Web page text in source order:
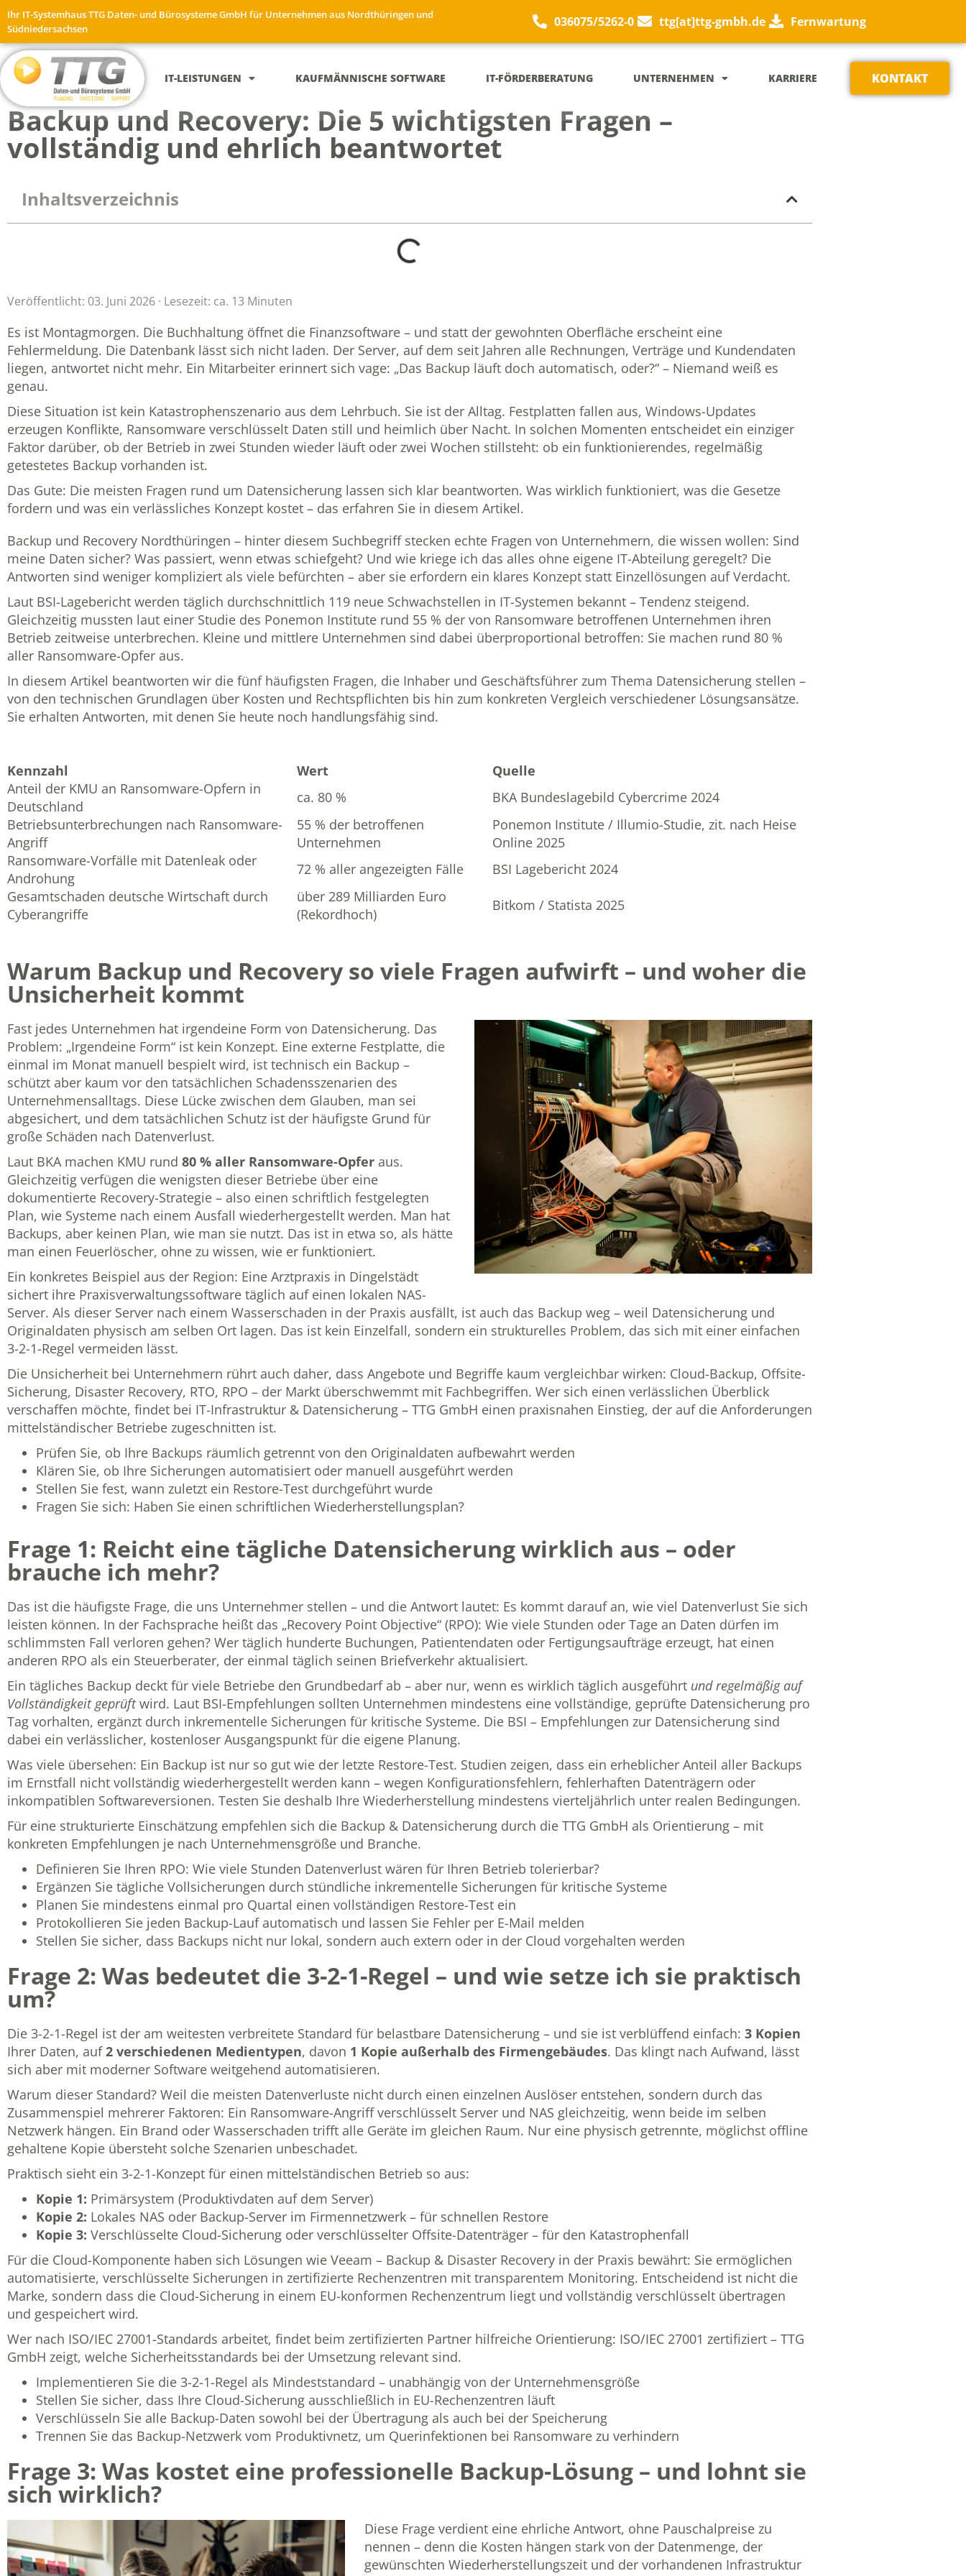
Ihr IT-Systemhaus TTG Daten- und Bürosysteme GmbH für Unternehmen aus Nordthüringen und
Südniedersachsen
036075/5262-0 ttg[at]ttg-gmbh.de Fernwartung
IT-LEISTUNGEN KAUFMÄNNISCHE SOFTWARE IT-FÖRDERBERATUNG UNTERNEHMEN KARRIERE KONTAKT
Backup und Recovery: Die 5 wichtigsten Fragen –
vollständig und ehrlich beantwortet
Inhaltsverzeichnis
Veröffentlicht: 03. Juni 2026 · Lesezeit: ca. 13 Minuten
Es ist Montagmorgen. Die Buchhaltung öffnet die Finanzsoftware – und statt der gewohnten Oberfläche erscheint eine
Fehlermeldung. Die Datenbank lässt sich nicht laden. Der Server, auf dem seit Jahren alle Rechnungen, Verträge und Kundendaten
liegen, antwortet nicht mehr. Ein Mitarbeiter erinnert sich vage: „Das Backup läuft doch automatisch, oder?“ – Niemand weiß es
genau.
Diese Situation ist kein Katastrophenszenario aus dem Lehrbuch. Sie ist der Alltag. Festplatten fallen aus, Windows-Updates
erzeugen Konflikte, Ransomware verschlüsselt Daten still und heimlich über Nacht. In solchen Momenten entscheidet ein einziger
Faktor darüber, ob der Betrieb in zwei Stunden wieder läuft oder zwei Wochen stillsteht: ob ein funktionierendes, regelmäßig
getestetes Backup vorhanden ist.
Das Gute: Die meisten Fragen rund um Datensicherung lassen sich klar beantworten. Was wirklich funktioniert, was die Gesetze
fordern und was ein verlässliches Konzept kostet – das erfahren Sie in diesem Artikel.
Backup und Recovery Nordthüringen – hinter diesem Suchbegriff stecken echte Fragen von Unternehmern, die wissen wollen: Sind
meine Daten sicher? Was passiert, wenn etwas schiefgeht? Und wie kriege ich das alles ohne eigene IT-Abteilung geregelt? Die
Antworten sind weniger kompliziert als viele befürchten – aber sie erfordern ein klares Konzept statt Einzellösungen auf Verdacht.
Laut BSI-Lagebericht werden täglich durchschnittlich 119 neue Schwachstellen in IT-Systemen bekannt – Tendenz steigend.
Gleichzeitig mussten laut einer Studie des Ponemon Institute rund 55 % der von Ransomware betroffenen Unternehmen ihren
Betrieb zeitweise unterbrechen. Kleine und mittlere Unternehmen sind dabei überproportional betroffen: Sie machen rund 80 %
aller Ransomware-Opfer aus.
In diesem Artikel beantworten wir die fünf häufigsten Fragen, die Inhaber und Geschäftsführer zum Thema Datensicherung stellen –
von den technischen Grundlagen über Kosten und Rechtspflichten bis hin zum konkreten Vergleich verschiedener Lösungsansätze.
Sie erhalten Antworten, mit denen Sie heute noch handlungsfähig sind.
Kennzahl Wert
Quelle
Anteil der KMU an Ransomware-Opfern in
Deutschland
ca. 80 %
BKA Bundeslagebild Cybercrime 2024
Betriebsunterbrechungen nach Ransomware-
Angriff
55 % der betroffenen
Unternehmen
Ponemon Institute / Illumio-Studie, zit. nach Heise
Online 2025
Ransomware-Vorfälle mit Datenleak oder
Androhung
72 % aller angezeigten Fälle
BSI Lagebericht 2024
Gesamtschaden deutsche Wirtschaft durch
Cyberangriffe
über 289 Milliarden Euro
(Rekordhoch)
Bitkom / Statista 2025
Warum Backup und Recovery so viele Fragen aufwirft – und woher die
Unsicherheit kommt
Fast jedes Unternehmen hat irgendeine Form von Datensicherung. Das
Problem: „Irgendeine Form“ ist kein Konzept. Eine externe Festplatte, die
einmal im Monat manuell bespielt wird, ist technisch ein Backup –
schützt aber kaum vor den tatsächlichen Schadensszenarien des
Unternehmensalltags. Diese Lücke zwischen dem Glauben, man sei
abgesichert, und dem tatsächlichen Schutz ist der häufigste Grund für
große Schäden nach Datenverlust.
Laut BKA machen KMU rund 80 % aller Ransomware-Opfer aus.
Gleichzeitig verfügen die wenigsten dieser Betriebe über eine
dokumentierte Recovery-Strategie – also einen schriftlich festgelegten
Plan, wie Systeme nach einem Ausfall wiederhergestellt werden. Man hat
Backups, aber keinen Plan, wie man sie nutzt. Das ist in etwa so, als hätte
man einen Feuerlöscher, ohne zu wissen, wie er funktioniert.
Ein konkretes Beispiel aus der Region: Eine Arztpraxis in Dingelstädt
sichert ihre Praxisverwaltungssoftware täglich auf einen lokalen NAS-
Server. Als dieser Server nach einem Wasserschaden in der Praxis ausfällt, ist auch das Backup weg – weil Datensicherung und
Originaldaten physisch am selben Ort lagen. Das ist kein Einzelfall, sondern ein strukturelles Problem, das sich mit einer einfachen
3-2-1-Regel vermeiden lässt.
Die Unsicherheit bei Unternehmern rührt auch daher, dass Angebote und Begriffe kaum vergleichbar wirken: Cloud-Backup, Offsite-
Sicherung, Disaster Recovery, RTO, RPO – der Markt überschwemmt mit Fachbegriffen. Wer sich einen verlässlichen Überblick
verschaffen möchte, findet bei IT-Infrastruktur & Datensicherung – TTG GmbH einen praxisnahen Einstieg, der auf die Anforderungen
mittelständischer Betriebe zugeschnitten ist.
Prüfen Sie, ob Ihre Backups räumlich getrennt von den Originaldaten aufbewahrt werden
Klären Sie, ob Ihre Sicherungen automatisiert oder manuell ausgeführt werden
Stellen Sie fest, wann zuletzt ein Restore-Test durchgeführt wurde
Fragen Sie sich: Haben Sie einen schriftlichen Wiederherstellungsplan?
Frage 1: Reicht eine tägliche Datensicherung wirklich aus – oder
brauche ich mehr?
Das ist die häufigste Frage, die uns Unternehmer stellen – und die Antwort lautet: Es kommt darauf an, wie viel Datenverlust Sie sich
leisten können. In der Fachsprache heißt das „Recovery Point Objective“ (RPO): Wie viele Stunden oder Tage an Daten dürfen im
schlimmsten Fall verloren gehen? Wer täglich hunderte Buchungen, Patientendaten oder Fertigungsaufträge erzeugt, hat einen
anderen RPO als ein Steuerberater, der einmal täglich seinen Briefverkehr aktualisiert.
Ein tägliches Backup deckt für viele Betriebe den Grundbedarf ab – aber nur, wenn es wirklich täglich ausgeführt und regelmäßig auf
Vollständigkeit geprüftwird. Laut BSI-Empfehlungen sollten Unternehmen mindestens eine vollständige, geprüfte Datensicherung pro
Tag vorhalten, ergänzt durch inkrementelle Sicherungen für kritische Systeme. Die BSI – Empfehlungen zur Datensicherung sind
dabei ein verlässlicher, kostenloser Ausgangspunkt für die eigene Planung.
Was viele übersehen: Ein Backup ist nur so gut wie der letzte Restore-Test. Studien zeigen, dass ein erheblicher Anteil aller Backups
im Ernstfall nicht vollständig wiederhergestellt werden kann – wegen Konfigurationsfehlern, fehlerhaften Datenträgern oder
inkompatiblen Softwareversionen. Testen Sie deshalb Ihre Wiederherstellung mindestens vierteljährlich unter realen Bedingungen.
Für eine strukturierte Einschätzung empfehlen sich die Backup & Datensicherung durch die TTG GmbH als Orientierung – mit
konkreten Empfehlungen je nach Unternehmensgröße und Branche.
Definieren Sie Ihren RPO: Wie viele Stunden Datenverlust wären für Ihren Betrieb tolerierbar?
Ergänzen Sie tägliche Vollsicherungen durch stündliche inkrementelle Sicherungen für kritische Systeme
Planen Sie mindestens einmal pro Quartal einen vollständigen Restore-Test ein
Protokollieren Sie jeden Backup-Lauf automatisch und lassen Sie Fehler per E-Mail melden
Stellen Sie sicher, dass Backups nicht nur lokal, sondern auch extern oder in der Cloud vorgehalten werden
Frage 2: Was bedeutet die 3-2-1-Regel – und wie setze ich sie praktisch
um?
Die 3-2-1-Regel ist der am weitesten verbreitete Standard für belastbare Datensicherung – und sie ist verblüffend einfach: 3 Kopien
Ihrer Daten, auf2 verschiedenen Medientypen, davon 1 Kopie außerhalb des Firmengebäudes. Das klingt nach Aufwand, lässt
sich aber mit moderner Software weitgehend automatisieren.
Warum dieser Standard? Weil die meisten Datenverluste nicht durch einen einzelnen Auslöser entstehen, sondern durch das
Zusammenspiel mehrerer Faktoren: Ein Ransomware-Angriff verschlüsselt Server und NAS gleichzeitig, wenn beide im selben
Netzwerk hängen. Ein Brand oder Wasserschaden trifft alle Geräte im gleichen Raum. Nur eine physisch getrennte, möglichst offline
gehaltene Kopie übersteht solche Szenarien unbeschadet.
Praktisch sieht ein 3-2-1-Konzept für einen mittelständischen Betrieb so aus:
Kopie 1: Primärsystem (Produktivdaten auf dem Server)
Kopie 2: Lokales NAS oder Backup-Server im Firmennetzwerk – für schnellen Restore
Kopie 3: Verschlüsselte Cloud-Sicherung oder verschlüsselter Offsite-Datenträger – für den Katastrophenfall
Für die Cloud-Komponente haben sich Lösungen wie Veeam – Backup & Disaster Recovery in der Praxis bewährt: Sie ermöglichen
automatisierte, verschlüsselte Sicherungen in zertifizierte Rechenzentren mit transparentem Monitoring. Entscheidend ist nicht die
Marke, sondern dass die Cloud-Sicherung in einem EU-konformen Rechenzentrum liegt und vollständig verschlüsselt übertragen
und gespeichert wird.
Wer nach ISO/IEC 27001-Standards arbeitet, findet beim zertifizierten Partner hilfreiche Orientierung: ISO/IEC 27001 zertifiziert – TTG
GmbH zeigt, welche Sicherheitsstandards bei der Umsetzung relevant sind.
Implementieren Sie die 3-2-1-Regel als Mindeststandard – unabhängig von der Unternehmensgröße
Stellen Sie sicher, dass Ihre Cloud-Sicherung ausschließlich in EU-Rechenzentren läuft
Verschlüsseln Sie alle Backup-Daten sowohl bei der Übertragung als auch bei der Speicherung
Trennen Sie das Backup-Netzwerk vom Produktivnetz, um Querinfektionen bei Ransomware zu verhindern
Frage 3: Was kostet eine professionelle Backup-Lösung – und lohnt sie
sich wirklich?
Diese Frage verdient eine ehrliche Antwort, ohne Pauschalpreise zu
nennen – denn die Kosten hängen stark von der Datenmenge, der
gewünschten Wiederherstellungszeit und der vorhandenen Infrastruktur